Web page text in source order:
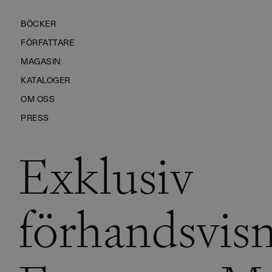
BÖCKER
FÖRFATTARE
MAGASIN
KATALOGER
OM OSS
PRESS
KONTAKTA OSS
HÅLLBARHET
Exklusiv